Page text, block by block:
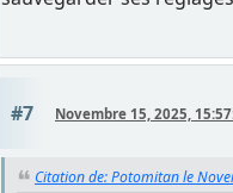
#7 Novembre 15, 2025,
Citation de: Potomitan le